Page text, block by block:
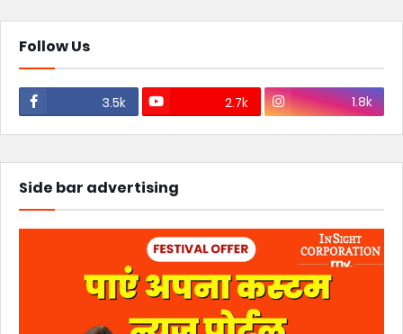
Follow Us
3.5k 2.7k 1.8k
Side bar advertising